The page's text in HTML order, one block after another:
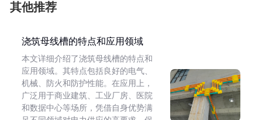
其他推荐
浇筑母线槽的特点和应用领域
本文详细介绍了浇筑母线槽的特点和
应用领域。其特点包括良好的电气、
机械、防火和防护性能。在应用上，
广泛用于商业建筑、工业厂房、医院
和数据中心等场所，凭借自身优势满